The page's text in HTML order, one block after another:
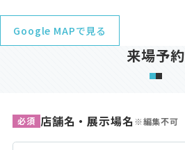
Google MAPで見る
来場予約
必須 店舗名・展示場名 ※編集不可